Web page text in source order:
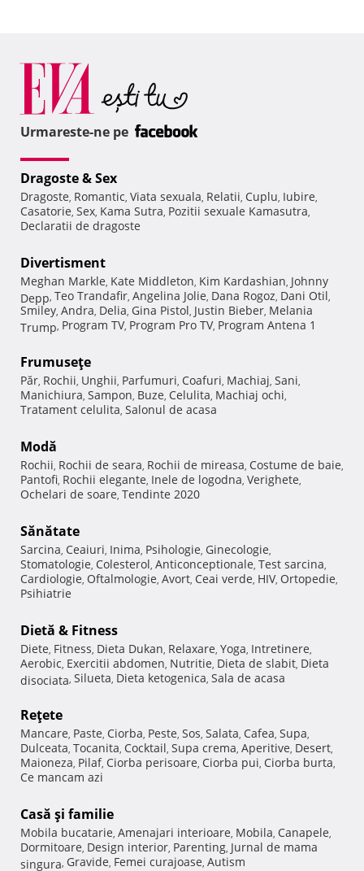
Urmareste-ne pe
Dragoste & Sex
Dragoste, Romantic, Viata sexuala, Relatii, Cuplu, Iubire,
Casatorie, Sex, Kama Sutra, Pozitii sexuale Kamasutra,
Declaratii de dragoste
Divertisment
Meghan Markle, Kate Middleton, Kim Kardashian, Johnny
Depp, Teo Trandafir, Angelina Jolie, Dana Rogoz, Dani Otil,
Smiley, Andra, Delia, Gina Pistol, Justin Bieber, Melania
Trump, Program TV, Program Pro TV, Program Antena 1
Frumuseţe
Păr, Rochii, Unghii, Parfumuri, Coafuri, Machiaj, Sani,
Manichiura, Sampon, Buze, Celulita, Machiaj ochi,
Tratament celulita, Salonul de acasa
Modă
Rochii, Rochii de seara, Rochii de mireasa, Costume de baie,
Pantofi, Rochii elegante, Inele de logodna, Verighete,
Ochelari de soare, Tendinte 2020
Sănătate
Sarcina, Ceaiuri, Inima, Psihologie, Ginecologie,
Stomatologie, Colesterol, Anticonceptionale, Test sarcina,
Cardiologie, Oftalmologie, Avort, Ceai verde, HIV, Ortopedie,
Psihiatrie
Dietă & Fitness
Diete, Fitness, Dieta Dukan, Relaxare, Yoga, Intretinere,
Aerobic, Exercitii abdomen, Nutritie, Dieta de slabit, Dieta
disociata, Silueta, Dieta ketogenica, Sala de acasa
Reţete
Mancare, Paste, Ciorba, Peste, Sos, Salata, Cafea, Supa,
Dulceata, Tocanita, Cocktail, Supa crema, Aperitive, Desert,
Maioneza, Pilaf, Ciorba perisoare, Ciorba pui, Ciorba burta,
Ce mancam azi
Casă şi familie
Mobila bucatarie, Amenajari interioare, Mobila, Canapele,
Dormitoare, Design interior, Parenting, Jurnal de mama
singura, Gravide, Femei curajoase, Autism